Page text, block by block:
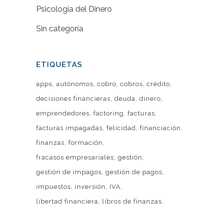
Psicología del Dinero
Sin categoría
ETIQUETAS
apps autónomos cobro cobros crédito
decisiones financieras deuda
dinero
emprendedores factoring
facturas
facturas impagadas felicidad
financiación
finanzas formación
fracasos empresariales gestión
gestión de impagos gestión de pagos
impuestos
inversión
IVA
libertad financiera
libros de finanzas